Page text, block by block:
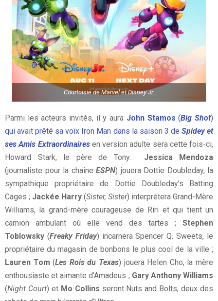
Courtoisie de Marvel et Disney Jr.
Parmi les acteurs invités, il y aura John Stamos (Big Shot)
qui avait prêté sa voix Iron Man dans la saison 3 de Spidey et
ses Amis Extraordinairesen version adulte sera cette fois-ci,
Howard Stark, le père de Tony. Jessica Mendoza
(journaliste pour la chaîne ESPN) jouera Dottie Doubleday, la
sympathique propriétaire de Dottie Doubleday’s Batting
Cages ; Jackée Harry (Sister, Sister) interprétera Grand-Mère
Williams, la grand-mère courageuse de Riri et qui tient un
camion ambulant où elle vend des tartes ; Stephen
Toblowsky (Freaky Friday) incarnera Spencer Q. Sweets, le
propriétaire du magasin de bonbons le plus cool de la ville ;
Lauren Tom (Les Rois du Texas) jouera Helen Cho, la mère
enthousiaste et aimante d’Amadeus ; Gary Anthony Williams
(Night Court) et Mo Collins seront Nuts and Bolts, deux des